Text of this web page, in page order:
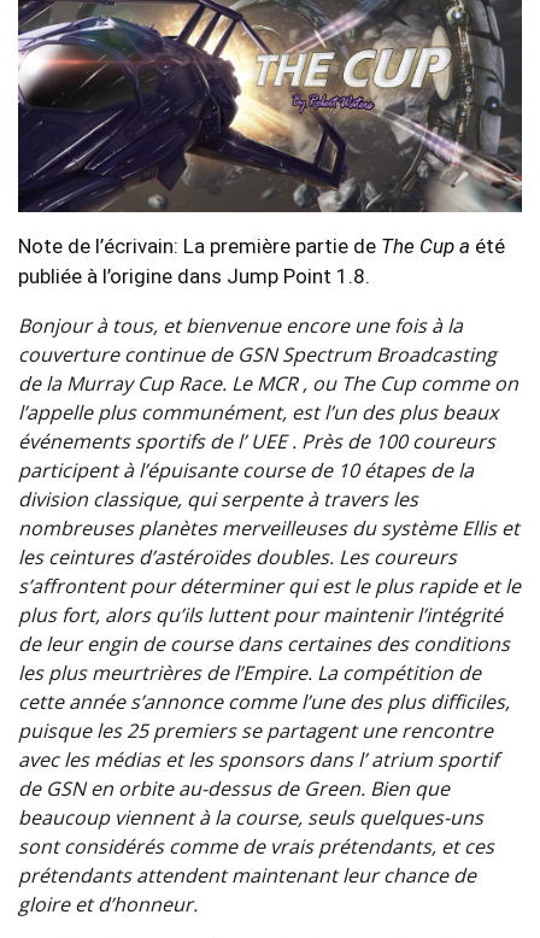
Note de l’écrivain: La première partie de The Cup a été
publiée à l’origine dans Jump Point 1.8.
Bonjour à tous, et bienvenue encore une fois à la
couverture continue de GSN Spectrum Broadcasting
de la Murray Cup Race. Le MCR , ou The Cup comme on
l’appelle plus communément, est l’un des plus beaux
événements sportifs de l’ UEE . Près de 100 coureurs
participent à l’épuisante course de 10 étapes de la
division classique, qui serpente à travers les
nombreuses planètes merveilleuses du système Ellis et
les ceintures d’astéroïdes doubles. Les coureurs
s’affrontent pour déterminer qui est le plus rapide et le
plus fort, alors qu’ils luttent pour maintenir l’intégrité
de leur engin de course dans certaines des conditions
les plus meurtrières de l’Empire. La compétition de
cette année s’annonce comme l’une des plus difficiles,
puisque les 25 premiers se partagent une rencontre
avec les médias et les sponsors dans l’ atrium sportif
de GSN en orbite au-dessus de Green. Bien que
beaucoup viennent à la course, seuls quelques-uns
sont considérés comme de vrais prétendants, et ces
prétendants attendent maintenant leur chance de
gloire et d’honneur.